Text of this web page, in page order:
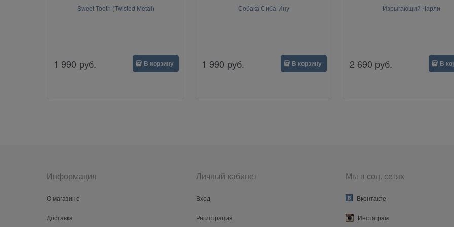
Sweet Tooth (Twisted Metal)
1 990 руб. В корзину
Собака Сиба-Ину
1 990 руб. В корзину
Изрыгающий Чарли
2 690 руб. В
Информация
О магазине
Доставка
Личный кабинет
Вход
Регистрация
Мы в соц. сетях
Вконтакте
Инстаграм